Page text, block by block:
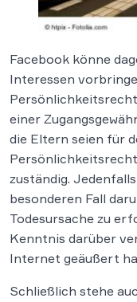
Facebook könne
Interessen
einer
die Eltern seien für
zuständig.
besonderen Fall
Todesursache zu
Kenntnis darüber
Internet geäußert
Schließlich stehe